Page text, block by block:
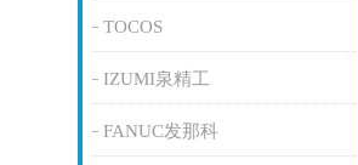
TOCOS
IZUMI泉精工
FANUC发那科